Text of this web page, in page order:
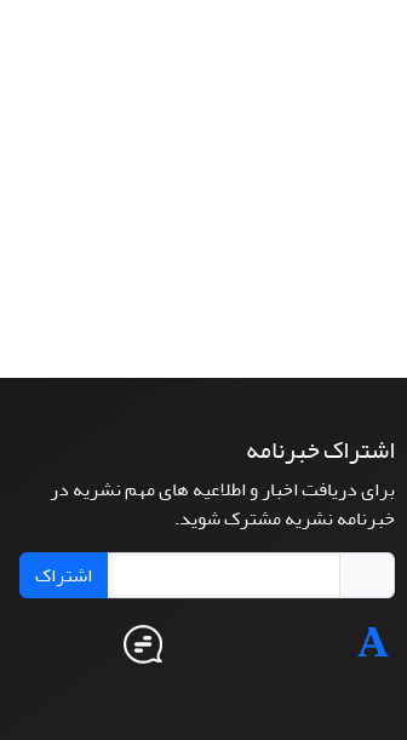
اشتراک خبرنامه
برای دریافت اخبار و اطلاعیه های مهم نشریه در
خبرنامه نشریه مشترک شوید.
اشتراک